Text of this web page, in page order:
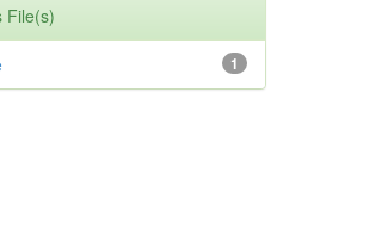
File(s)
1